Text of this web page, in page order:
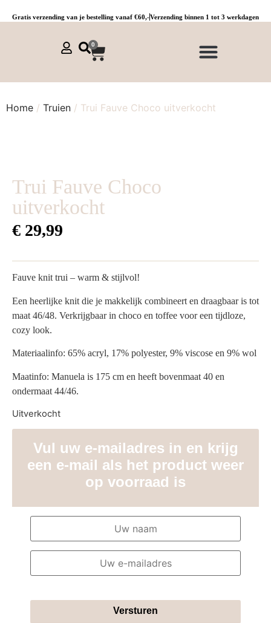
Gratis verzending van je bestelling vanaf €60,-Verzending binnen 1 tot 3 werkdagen
0
Home / Truien / Trui Fauve Choco uitverkocht
Trui Fauve Choco
uitverkocht
€ 29,99
Fauve knit trui – warm & stijlvol!
Een heerlijke knit die je makkelijk combineert en draagbaar is tot
maat 46/48. Verkrijgbaar in choco en toffee voor een tijdloze,
cozy look.
Materiaalinfo: 65% acryl, 17% polyester, 9% viscose en 9% wol
Maatinfo: Manuela is 175 cm en heeft bovenmaat 40 en
ondermaat 44/46.
Uitverkocht
Vul uw e-mailadres in en krijg
een e-mail als het product weer
op voorraad is
Versturen